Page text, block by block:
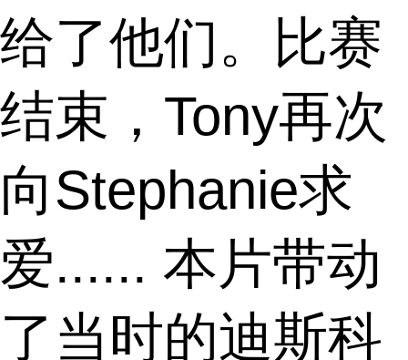
给了他们。比赛
结束，Tony再次
向Stephanie求
爱...... 本片带动
了当时的迪斯科